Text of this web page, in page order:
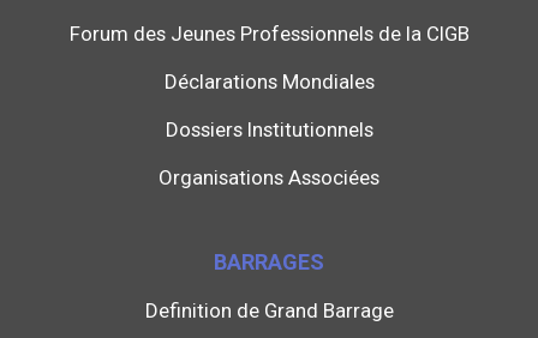
Forum des Jeunes Professionnels de la CIGB
Déclarations Mondiales
Dossiers Institutionnels
Organisations Associées
BARRAGES
Definition de Grand Barrage